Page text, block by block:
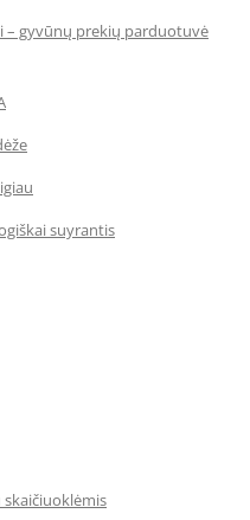
– gyvūnų prekių parduotuvė
suyrantis